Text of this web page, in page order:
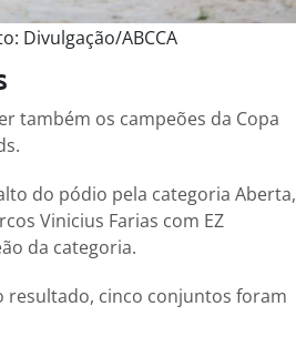
Divulgação/ABCCA
também os campeões da Copa
do pódio pela categoria Aberta,
Vinicius Farias com EZ
da categoria.
resultado, cinco conjuntos foram